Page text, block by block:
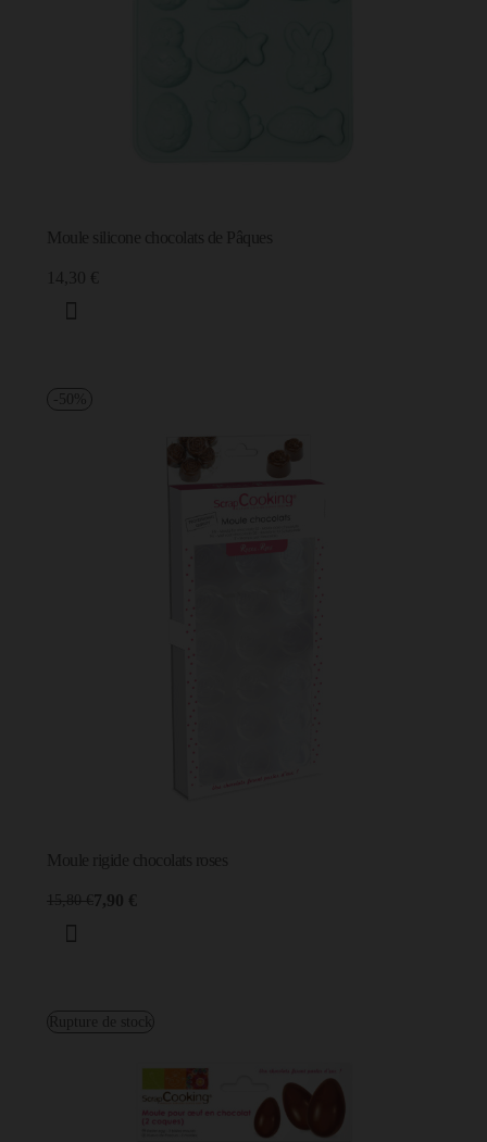
Moule silicone chocolats de Pâques
14,30 €
-50%
Moule rigide chocolats roses
15,80 €7,90 €
Rupture de stock